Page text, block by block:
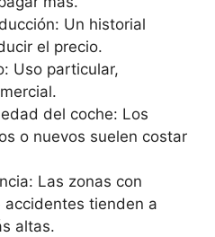
Un historial
el precio.
Uso particular,
del coche: Los
o nuevos suelen costar
Las zonas con
accidentes tienden a
altas.